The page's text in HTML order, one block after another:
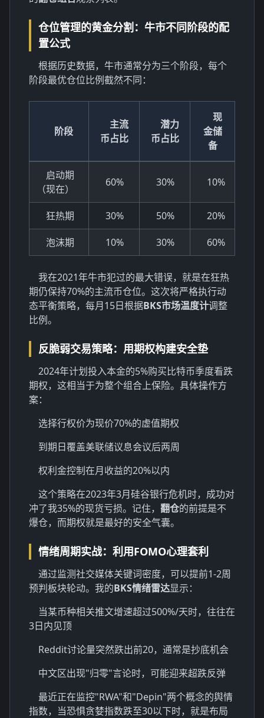
仓位管理的黄金分割：牛市不同阶段的配
置公式
根据历史数据，牛市通常分为三个阶段，每个
阶段最优仓位比例截然不同：
阶段
主流
币占比
潜力
币占比
现
金储
备
启动期
（现在）
60% 30% 10%
狂热期 30% 50% 20%
泡沫期 10% 30% 60%
我在2021年牛市犯过的最大错误，就是在狂热
期仍保持70%的主流币仓位。这次将严格执行动
态平衡策略，每月15日根据BKS市场温度计调整
比例。
反脆弱交易策略：用期权构建安全垫
2024年计划投入本金的5%购买比特币季度看跌
期权，这相当于为整个组合上保险。具体操作方
案：
选择行权价为现价70%的虚值期权
到期日覆盖美联储议息会议后两周
权利金控制在月收益的20%以内
这个策略在2023年3月硅谷银行危机时，成功对
冲了我35%的现货亏损。记住， 翻仓的前提是不
爆仓，而期权就是最好的安全气囊。
情绪周期实战：利用FOMO心理套利
通过监测社交媒体关键词密度，可以提前1-2周
预判板块轮动。我的BKS情绪雷达显示：
当某币种相关推文增速超过500%/天时，往往在
3日内见顶
Reddit讨论量突然跌出前20，通常是抄底机会
中文区出现"归零"言论时，可能迎来超跌反弹
最近正在监控"RWA"和"Depin"两个概念的舆情
指数，当恐惧贪婪指数跌至30以下时，就是布局